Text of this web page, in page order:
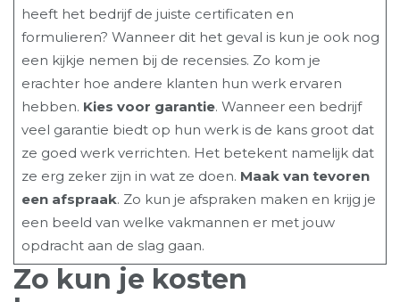
heeft het bedrijf de juiste certificaten en
formulieren? Wanneer dit het geval is kun je ook nog
een kijkje nemen bij de recensies. Zo kom je
erachter hoe andere klanten hun werk ervaren
hebben. Kies voor garantie. Wanneer een bedrijf
veel garantie biedt op hun werk is de kans groot dat
ze goed werk verrichten. Het betekent namelijk dat
ze erg zeker zijn in wat ze doen. Maak van tevoren
een afspraak. Zo kun je afspraken maken en krijg je
een beeld van welke vakmannen er met jouw
opdracht aan de slag gaan.
Zo kun je kosten